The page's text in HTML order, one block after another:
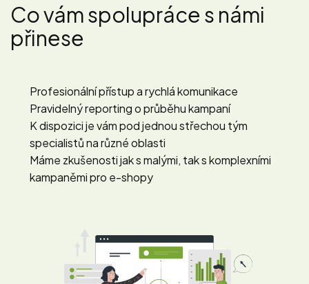
Co vám spolupráce s námi
přinese
Profesionální přístup a rychlá komunikace
Pravidelný reporting o průběhu kampaní
K dispozici je vám pod jednou střechou tým
specialistů na různé oblasti
Máme zkušenosti jak s malými, tak s komplexními
kampaněmi pro e-shopy